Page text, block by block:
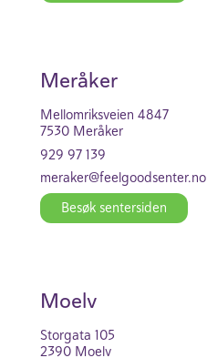
Meråker
Mellomrik­s­veien 4847
7530 Meråker
929 97 139
meraker@feel­good­se­nter.no
Besøk senter­siden
Moelv
Stor­gata 105
2390 Moelv